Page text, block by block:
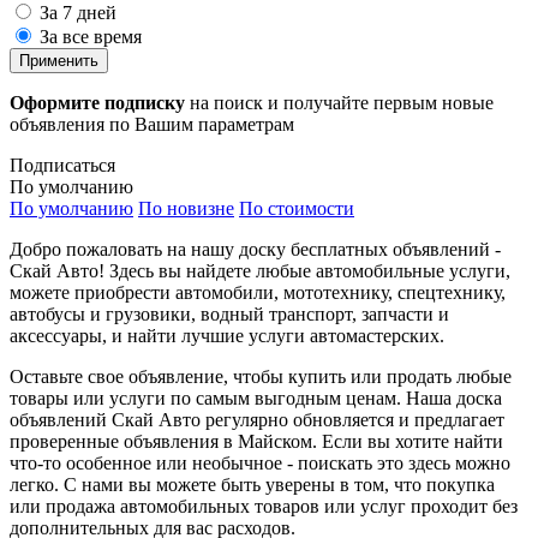
За 7 дней
За все время
Применить
Оформите подписку на поиск и получайте первым новые
объявления по Вашим параметрам
Подписаться
По умолчанию
По умолчанию По новизне По стоимости
Добро пожаловать на нашу доску бесплатных объявлений -
Скай Авто! Здесь вы найдете любые автомобильные услуги,
можете приобрести автомобили, мототехнику, спецтехнику,
автобусы и грузовики, водный транспорт, запчасти и
аксессуары, и найти лучшие услуги автомастерских.
Оставьте свое объявление, чтобы купить или продать любые
товары или услуги по самым выгодным ценам. Наша доска
объявлений Скай Авто регулярно обновляется и предлагает
проверенные объявления в Майском. Если вы хотите найти
что-то особенное или необычное - поискать это здесь можно
легко. С нами вы можете быть уверены в том, что покупка
или продажа автомобильных товаров или услуг проходит без
дополнительных для вас расходов.